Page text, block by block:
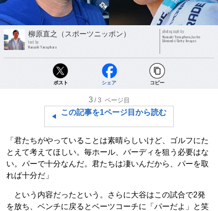
柳原直之（スポーツニッポン）
text by
Naoyuki Yanagihara
photograph by
Naoyuki Yanagihara,Justin
Edmonds/Getty Images
ポスト シェア コピー
3 /3 ページ目
この記事を1ページ目から読む
「君たちがやっていることは素晴らしいけど、ゴルフにた
とえて考えてほしい。毎ホール、バーディを狙う必要はな
い。パーで十分なんだ。君たちは凄いんだから、パーを取
れば十分だ」
という内容だったという。さらに大谷はこの試合で2発
を放ち、ベンチに戻るとベーツコーチに「パーだよ」と笑